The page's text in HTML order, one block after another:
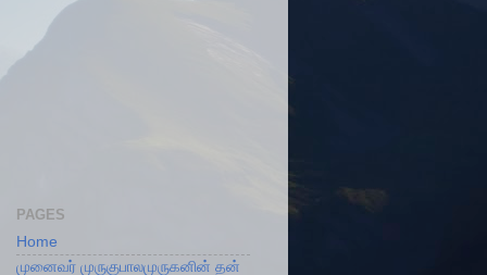
PAGES
Home
முனைவர் முருகுபாலமுருகனின் தன்